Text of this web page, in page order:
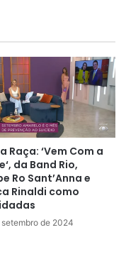
Raça: ‘Vem Com a
da Band Rio,
Ro Sant’Anna e
Rinaldi como
de 2024